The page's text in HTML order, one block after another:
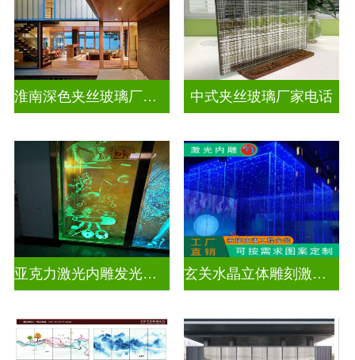
淮南深色夹丝玻璃厂家地址 中式夹丝玻璃厂家电话
亚克力激光内雕发光通电玻璃 玄关水晶立体雕刻激光内雕发光玻璃背景墙